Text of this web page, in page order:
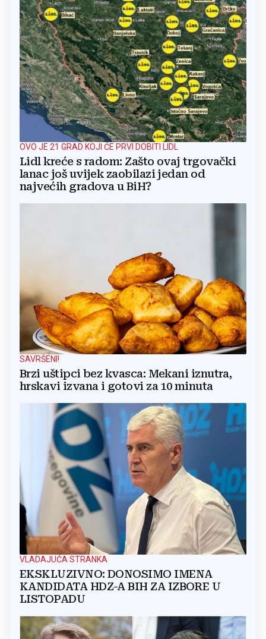
OVO JE 21 GRAD KOJI ĆE PRVI DOBITI LIDL
Lidl kreće s radom: Zašto ovaj trgovački
lanac još uvijek zaobilazi jedan od
najvećih gradova u BiH?
SAVRŠENI!
Brzi uštipci bez kvasca: Mekani iznutra,
hrskavi izvana i gotovi za 10 minuta
VLADAJUĆA STRANKA
EKSKLUZIVNO: DONOSIMO IMENA
KANDIDATA HDZ-A BIH ZA IZBORE U
LISTOPADU